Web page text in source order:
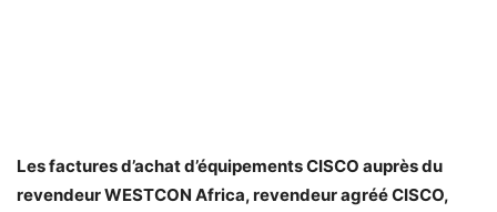
Les factures d’achat d’équipements CISCO auprès du
revendeur WESTCON Africa, revendeur agréé CISCO,